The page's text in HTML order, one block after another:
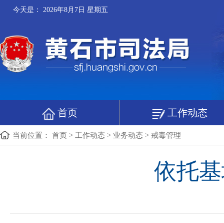
今天是： 2026年8月7日 星期五
首页 工作动态
当前位置： 首页 > 工作动态 > 业务动态 > 戒毒管理
依托